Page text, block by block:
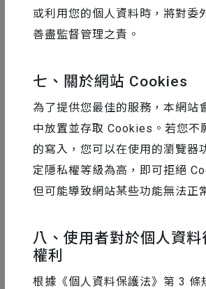
或利用您的個人資料時，將對委
善盡監督管理之責。
七、關於網站 Cookies
為了提供您最佳的服務，本網站
中放置並存取 Cookies。若您不
的寫入，您可以在使用的瀏覽器
定隱私權等級為高，即可拒絕
但可能導致網站某些功能無法正
八、使用者對於個人資料
權利
根據《個人資料保護法》第 3 條